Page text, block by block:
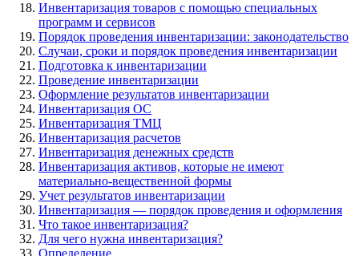
Инвентаризация товаров с помощью специальных
программ и сервисов
Порядок проведения инвентаризации: законодательство
Случаи, сроки и порядок проведения инвентаризации
Подготовка к инвентаризации
Проведение инвентаризации
Оформление результатов инвентаризации
Инвентаризация ОС
Инвентаризация ТМЦ
Инвентаризация расчетов
Инвентаризация денежных средств
Инвентаризация активов, которые не имеют
материально-вещественной формы
Учет результатов инвентаризации
Инвентаризация — порядок проведения и оформления
Что такое инвентаризация?
Для чего нужна инвентаризация?